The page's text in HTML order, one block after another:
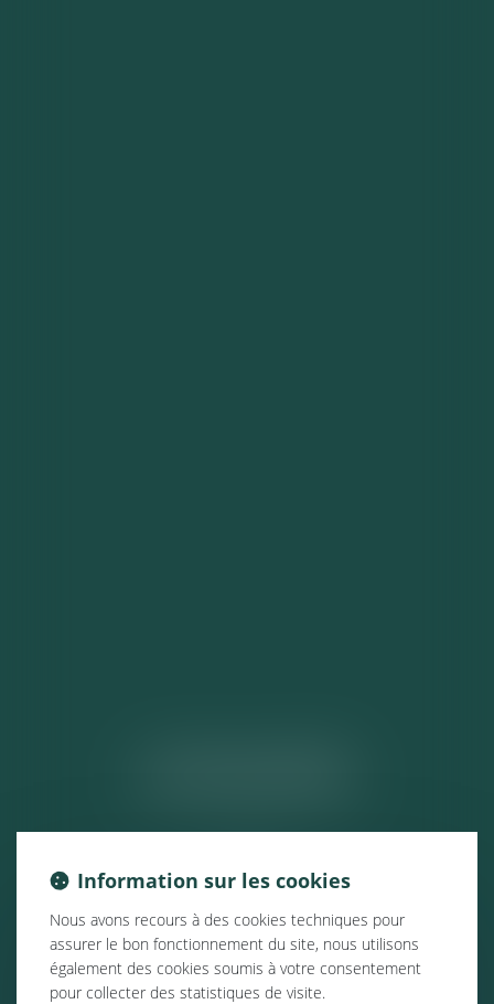
Information sur les cookies
Nous avons recours à des cookies techniques pour
assurer le bon fonctionnement du site, nous utilisons
également des cookies soumis à votre consentement
pour collecter des statistiques de visite.